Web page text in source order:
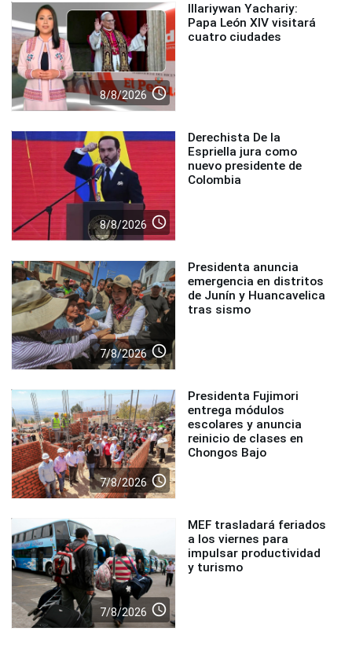
8/8/2026 access_time
Illariywan Yachariy:
Papa León XIV visitará
cuatro ciudades
8/8/2026 access_time
Derechista De la
Espriella jura como
nuevo presidente de
Colombia
7/8/2026 access_time
Presidenta anuncia
emergencia en distritos
de Junín y Huancavelica
tras sismo
7/8/2026 access_time
Presidenta Fujimori
entrega módulos
escolares y anuncia
reinicio de clases en
Chongos Bajo
7/8/2026 access_time
MEF trasladará feriados
a los viernes para
impulsar productividad
y turismo